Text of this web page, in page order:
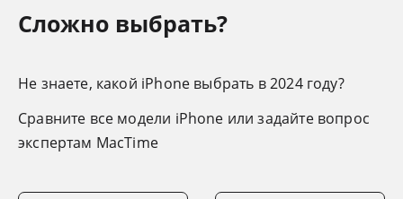
Сложно выбрать?
Не знаете, какой iPhone выбрать в 2024 году?
Сравните все модели iPhone или задайте вопрос
экспертам MacTime